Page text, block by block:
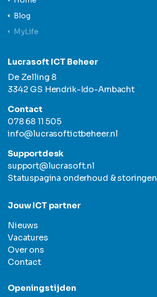
Blog
MyLife
Lucrasoft ICT Beheer
De Zelling 8
3342 GS Hendrik-Ido-Ambacht
Contact
078 68 11 505
info@lucrasoftictbeheer.nl
Supportdesk
support@lucrasoft.nl
Statuspagina onderhoud & storingen
Jouw ICT partner
Nieuws
Vacatures
Over ons
Contact
Openingstijden